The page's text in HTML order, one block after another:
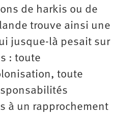
de harkis ou de
trouve ainsi une
jusque-là pesait sur
: toute
toute
à un rapprochement